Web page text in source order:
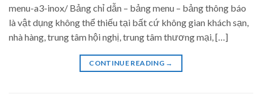
menu-a3-inox/ Bảng chỉ dẫn – bảng menu – bảng thông báo
là vật dụng không thể thiếu tại bất cứ không gian khách sạn,
nhà hàng, trung tâm hội nghị, trung tâm thương mại, […]
CONTINUE READING →